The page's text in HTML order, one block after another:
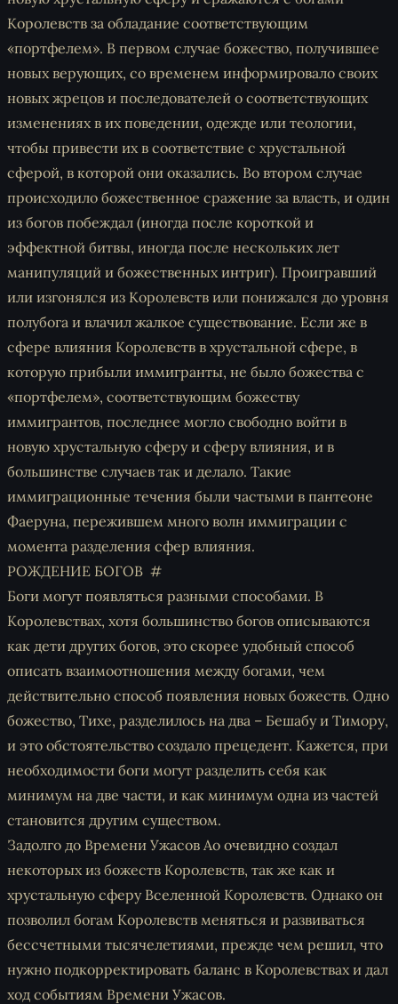
Королевств за обладание соответствующим
«портфелем». В первом случае божество, получившее
новых верующих, со временем информировало своих
новых жрецов и последователей о соответствующих
изменениях в их поведении, одежде или теологии,
чтобы привести их в соответствие с хрустальной
сферой, в которой они оказались. Во втором случае
происходило божественное сражение за власть, и один
из богов побеждал (иногда после короткой и
эффектной битвы, иногда после нескольких лет
манипуляций и божественных интриг). Проигравший
или изгонялся из Королевств или понижался до уровня
полубога и влачил жалкое существование. Если же в
сфере влияния Королевств в хрустальной сфере, в
которую прибыли иммигранты, не было божества с
«портфелем», соответствующим божеству
иммигрантов, последнее могло свободно войти в
новую хрустальную сферу и сферу влияния, и в
большинстве случаев так и делало. Такие
иммиграционные течения были частыми в пантеоне
Фаеруна, пережившем много волн иммиграции с
момента разделения сфер влияния.
РОЖДЕНИЕ БОГОВ
Боги могут появляться разными способами. В
Королевствах, хотя большинство богов описываются
как дети других богов, это скорее удобный способ
описать взаимоотношения между богами, чем
действительно способ появления новых божеств. Одно
божество, Тихе, разделилось на два – Бешабу и Тимору,
и это обстоятельство создало прецедент. Кажется, при
необходимости боги могут разделить себя как
минимум на две части, и как минимум одна из частей
становится другим существом.
Задолго до Времени Ужасов Ао очевидно создал
некоторых из божеств Королевств, так же как и
хрустальную сферу Вселенной Королевств. Однако он
позволил богам Королевств меняться и развиваться
бессчетными тысячелетиями, прежде чем решил, что
нужно подкорректировать баланс в Королевствах и дал
ход событиям Времени Ужасов.